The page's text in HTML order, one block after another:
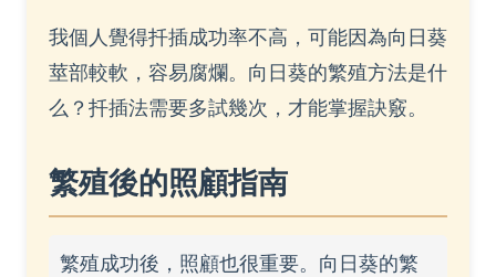
我個人覺得扦插成功率不高，可能因為向日葵
莖部較軟，容易腐爛。向日葵的繁殖方法是什
么？扦插法需要多試幾次，才能掌握訣竅。
繁殖後的照顧指南
繁殖成功後，照顧也很重要。向日葵的繁